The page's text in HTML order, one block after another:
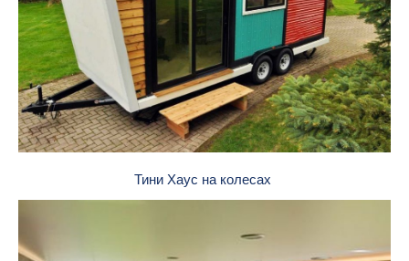
Тини Хаус на колесах